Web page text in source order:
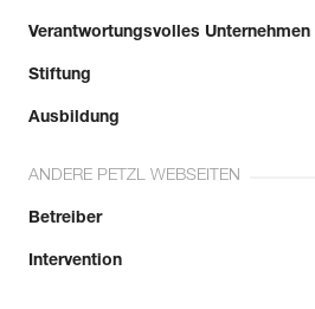
Verantwortungsvolles Unternehmen
Stiftung
Ausbildung
ANDERE PETZL WEBSEITEN
Betreiber
Intervention